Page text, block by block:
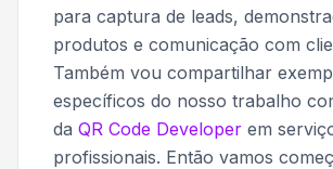
para captura de leads,
produtos e comunicação com
Também vou compartilhar
específicos do nosso trabalho
da QR Code Developer em
profissionais. Então vamos